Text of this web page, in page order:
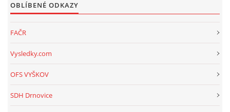
OBLÍBENÉ ODKAZY
FAČR
Vysledky.com
OFS VYŠKOV
SDH Drnovice